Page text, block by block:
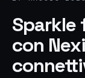
Sparkle
con